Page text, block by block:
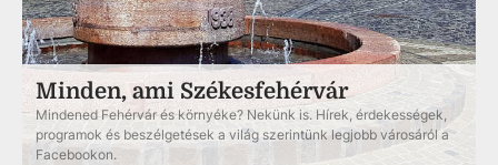
Minden, ami Székesfehérvár
Mindened Fehérvár és környéke? Nekünk is. Hírek, érdekességek,
programok és beszélgetések a világ szerintünk legjobb városáról a
Facebookon.